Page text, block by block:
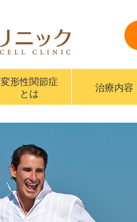
変形性関節症
とは
治療内容